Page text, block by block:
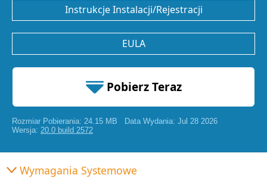
Instrukcje Instalacji/Rejestracji
EULA
Pobierz Teraz
24.15 MB
Rozmiar Pobierania: 24.15 MB
Data Wydania: Jul 28 2026
Wersja: 20.0 build 2572
Wymagania Systemowe